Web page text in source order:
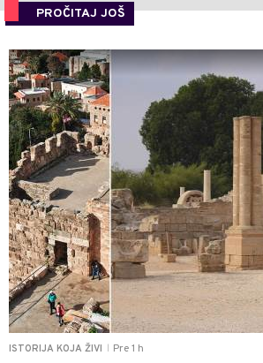
PROČITAJ JOŠ
ISTORIJA KOJA ŽIVI Pre 1 h